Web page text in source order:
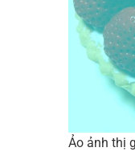
Ảo ảnh thị